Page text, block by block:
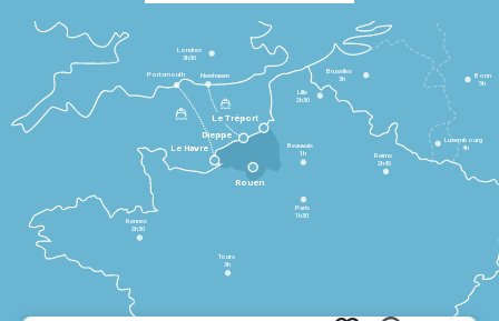
Le Havre
Dieppe
Le Tréport
Rennes
2h30
Tours
3h
Paris
1h30
Beauvais
1h
Reims
2h45
Lille
2h30
Bruxelles
3h
Londres
3h30
Newhaven
Portsmouth
Bonn
5h
Luxembourg
4h
Rouen